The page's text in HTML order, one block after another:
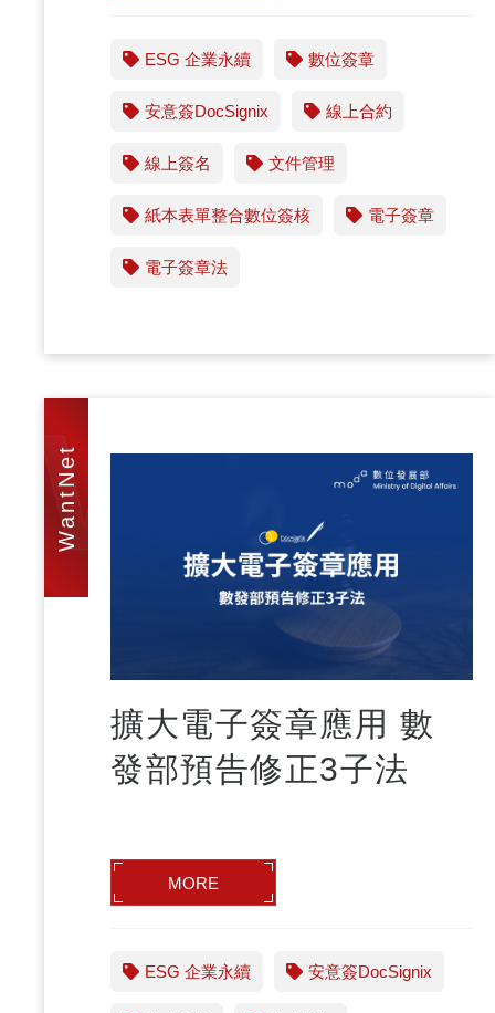
ESG 企業永續 數位簽章
安意簽DocSignix 線上合約
線上簽名 文件管理
紙本表單整合數位簽核 電子簽章
電子簽章法
擴大電子簽章應用 數
發部預告修正3子法
MORE
ESG 企業永續 安意簽DocSignix